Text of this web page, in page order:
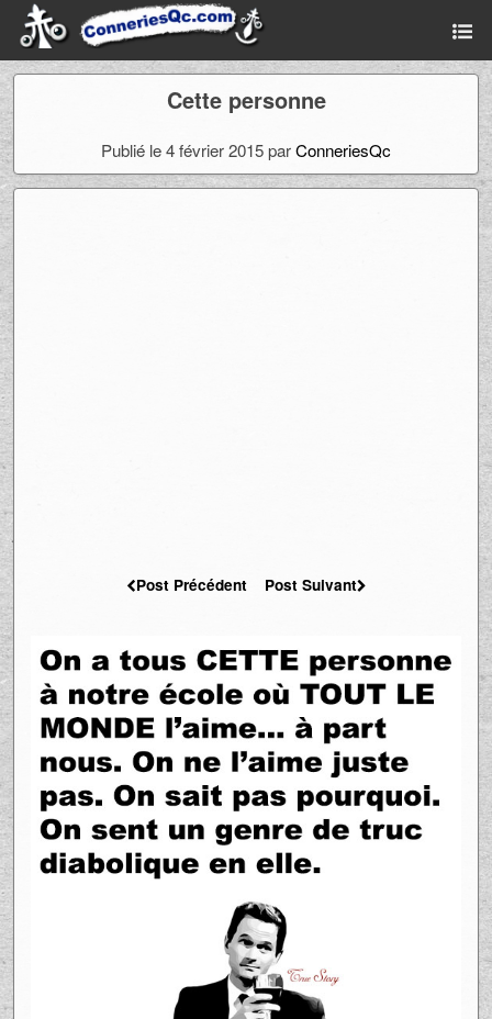
Cette personne
Publié le 4 février 2015 parConneriesQc
Post Précédent Post Suivant